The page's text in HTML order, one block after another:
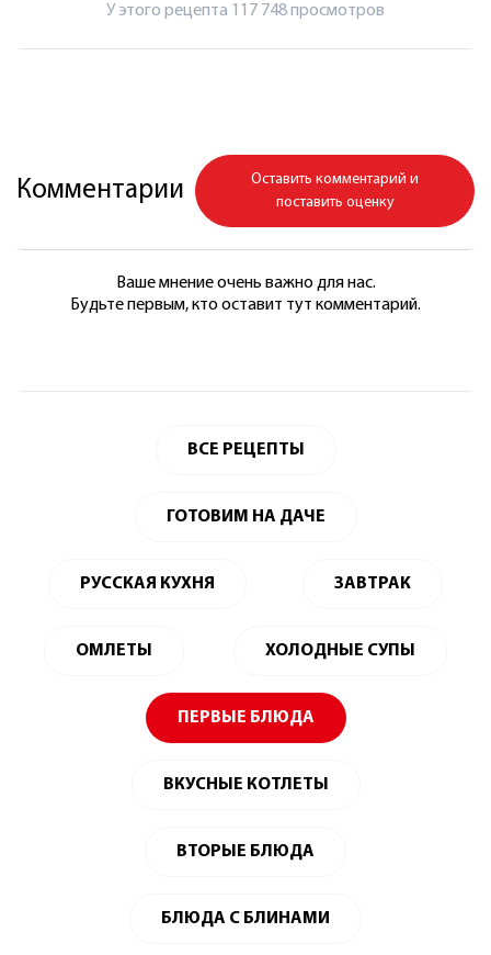
У этого рецепта 117 748 просмотров
Комментарии
Оставить комментарий и
поставить оценку
Ваше мнение очень важно для нас.
Будьте первым, кто оставит тут комментарий.
ВСЕ РЕЦЕПТЫ
ГОТОВИМ НА ДАЧЕ
РУССКАЯ КУХНЯ ЗАВТРАК
ОМЛЕТЫ ХОЛОДНЫЕ СУПЫ
ПЕРВЫЕ БЛЮДА
ВКУСНЫЕ КОТЛЕТЫ
ВТОРЫЕ БЛЮДА
БЛЮДА С БЛИНАМИ